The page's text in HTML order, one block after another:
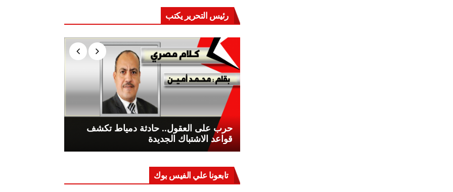
رئيس التحرير يكتب
حرب على العقول.. حادثة دمياط تكشف
قواعد الاشتباك الجديدة
تابعونا علي الفيس بوك